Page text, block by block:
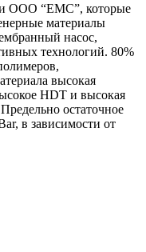
ООО “ЕМС”, которые
материалы
насос,
технологий. 80%
высокая
HDT и высокая
остаточное
в зависимости от